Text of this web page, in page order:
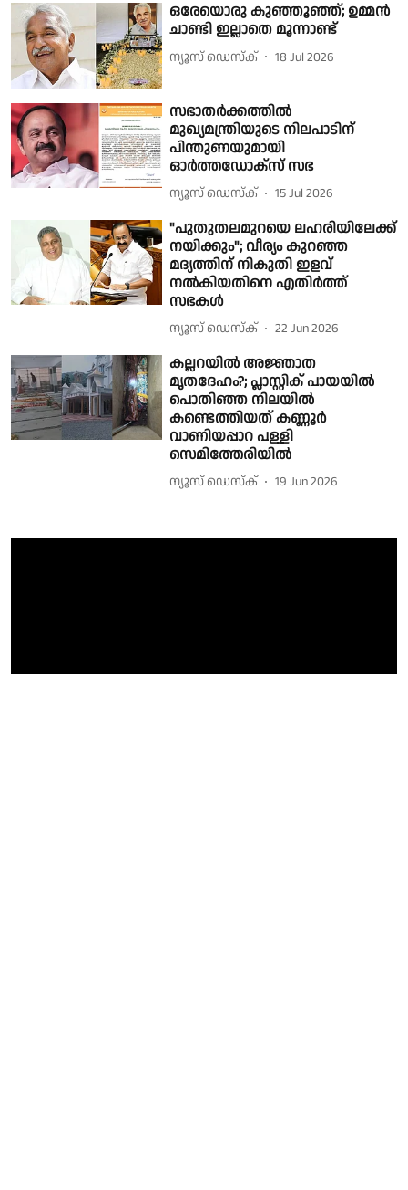
ഒരേയൊരു കുഞ്ഞൂഞ്ഞ്; ഉമ്മൻ
ചാണ്ടി ഇല്ലാതെ മൂന്നാണ്ട്
ന്യൂസ് ഡെസ്ക് 18 Jul 2026
സഭാതർക്കത്തിൽ
മുഖ്യമന്ത്രിയുടെ നിലപാടിന്
പിന്തുണയുമായി
ഓർത്തഡോക്സ് സഭ
ന്യൂസ് ഡെസ്ക് 15 Jul 2026
"പുതുതലമുറയെ ലഹരിയിലേക്ക്
നയിക്കും"; വീര്യം കുറഞ്ഞ
മദ്യത്തിന് നികുതി ഇളവ്
നൽകിയതിനെ എതിർത്ത്
സഭകൾ
ന്യൂസ് ഡെസ്ക് 22 Jun 2026
കല്ലറയിൽ അജ്ഞാത
മൃതദേഹം?; പ്ലാസ്റ്റിക് പായയിൽ
പൊതിഞ്ഞ നിലയിൽ
കണ്ടെത്തിയത് കണ്ണൂർ
വാണിയപ്പാറ പള്ളി
സെമിത്തേരിയിൽ
ന്യൂസ് ഡെസ്ക് 19 Jun 2026